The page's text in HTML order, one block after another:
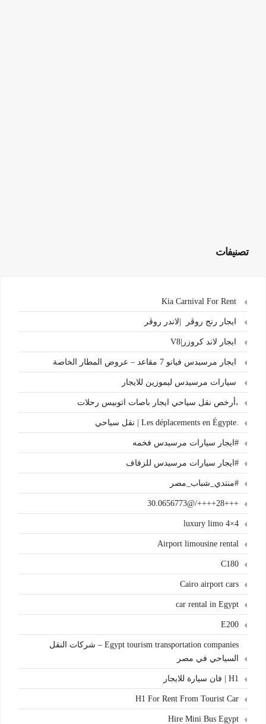
تصنيفات
ايجار رنج روڤر |لاندر روڤر
ايجار لاند كروزر|V8
ايجار مرسيدس فيانو 7 مقاعد – عروض المطار الخاصة
سيارات مرسيدس ليموزين للايجار
،أرخص نقل سياحي ايجار باصات اتوبيس رحلات
.Les déplacements en Égypte | نقل سياحي
#ايجار سيارات مرسيدس فخمه
#ايجار سيارات مرسيدس للزفاف
#منتدي_شباب_مصر
+++28++++/@30.0656773
4×4 luxury limo
Airport limousine rental
C180
Cairo airport cars
car rental in Egypt
E200
Egypt tourism transportation companies – شركات النقل
السياحي في مصر
H1 | فان سيارة للايجار
H1 For Rent From Tourist Car
Hire Mini Bus Egypt